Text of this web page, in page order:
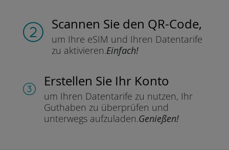
Scannen Sie den QR-Code,
um Ihre eSIM und Ihren Datentarife
zu aktivieren.Einfach!
Erstellen Sie Ihr Konto
um Ihren Datentarife zu nutzen, Ihr
Guthaben zu überprüfen und
unterwegs aufzuladen.Genießen!